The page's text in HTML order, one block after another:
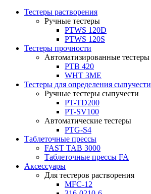
Тестеры растворения
Ручные тестеры
PTWS 120D
PTWS 120S
Тестеры прочности
Автоматизированные тестеры
PTB 420
WHT 3ME
Тестеры для определения сыпучести
Ручные тестеры сыпучести
PT-TD200
PT-SV100
Автоматические тестеры
PTG-S4
Таблеточные прессы
FAST TAB 3000
Таблеточные прессы FA
Аксессуары
Для тестеров растворения
MFC-12